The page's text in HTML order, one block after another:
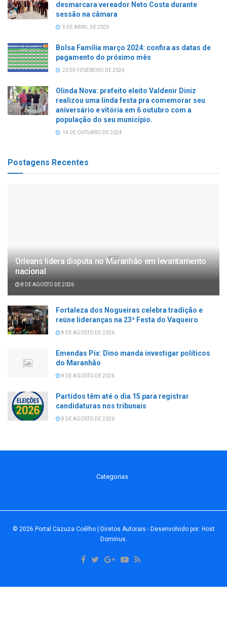
desmarcara vereador Neto Costa durante
sessão na câmara
5 DE ABRIL DE 2025
Bolsa Família março 2024: confira as datas de
pagamento do próximo mês
20 DE FEVEREIRO DE 2024
Olinda Nova: prefeito eleito Valdenir Diniz
realizou uma linda festa pra comemorar seu
aniversário e vitória em 6 outubro com a
população do seu município.
14 DE OUTUBRO DE 2024
Postagens Recentes
Orleans lidera disputa no Maranhão em levantamento
nacional
8 DE AGOSTO DE 2026
Fortaleza dos Nogueiras celebra tradição e
reúne lideranças na 23ª Festa do Vaqueiro
8 DE AGOSTO DE 2026
Emendas Pix: Dino manda investigar políticos
do Maranhão
8 DE AGOSTO DE 2026
Partidos têm até o dia 15 para registrar
candidaturas nos tribunais
8 DE AGOSTO DE 2026
Categorias
© 2026 Portal Cazuza Coêlho | Diretos Autorais - Desenvolvido por: Host
Dominus.